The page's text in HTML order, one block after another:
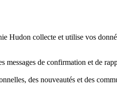
Hudon collecte et utilise vos
messages de confirmation et de
des nouveautés et des